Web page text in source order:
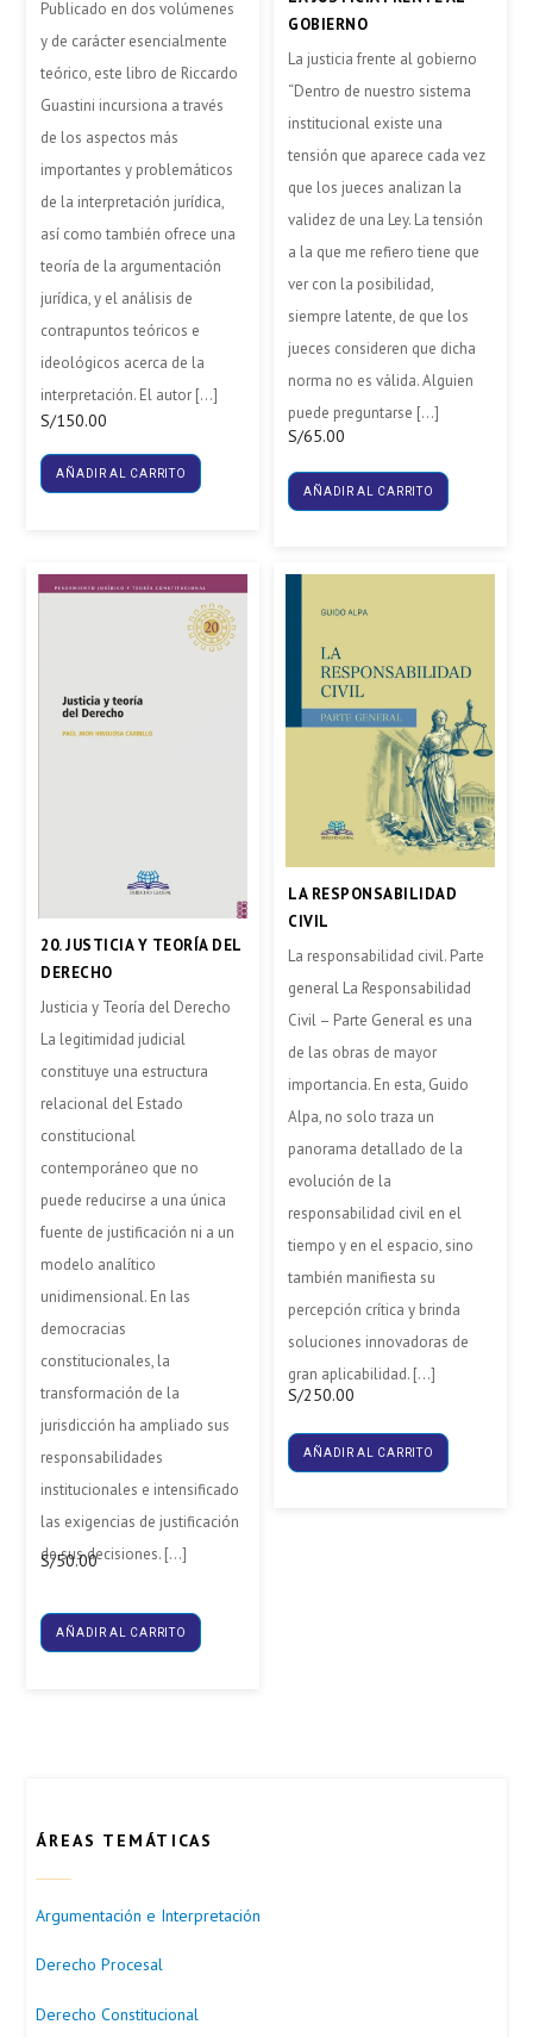
S/150.00
Publicado en dos volúmenes
y de carácter esencialmente
teórico, este libro de Riccardo
Guastini incursiona a través
de los aspectos más
importantes y problemáticos
de la interpretación jurídica,
así como también ofrece una
teoría de la argumentación
jurídica, y el análisis de
contrapuntos teóricos e
ideológicos acerca de la
interpretación. El autor […]
AÑADIR AL CARRITO
GOBIERNO
S/65.00
La justicia frente al gobierno
“Dentro de nuestro sistema
institucional existe una
tensión que aparece cada vez
que los jueces analizan la
validez de una Ley. La tensión
a la que me refiero tiene que
ver con la posibilidad,
siempre latente, de que los
jueces consideren que dicha
norma no es válida. Alguien
puede preguntarse […]
AÑADIR AL CARRITO
20. JUSTICIA Y TEORÍA DEL
DERECHO
S/50.00
Justicia y Teoría del Derecho
La legitimidad judicial
constituye una estructura
relacional del Estado
constitucional
contemporáneo que no
puede reducirse a una única
fuente de justificación ni a un
modelo analítico
unidimensional. En las
democracias
constitucionales, la
transformación de la
jurisdicción ha ampliado sus
responsabilidades
institucionales e intensificado
las exigencias de justificación
de sus decisiones. […]
AÑADIR AL CARRITO
LA RESPONSABILIDAD
CIVIL
S/250.00
La responsabilidad civil. Parte
general La Responsabilidad
Civil – Parte General es una
de las obras de mayor
importancia. En esta, Guido
Alpa, no solo traza un
panorama detallado de la
evolución de la
responsabilidad civil en el
tiempo y en el espacio, sino
también manifiesta su
percepción crítica y brinda
soluciones innovadoras de
gran aplicabilidad. […]
AÑADIR AL CARRITO
ÁREAS TEMÁTICAS
Argumentación e Interpretación
Derecho Procesal
Derecho Constitucional